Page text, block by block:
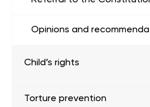
Opinions and
Child’s rights
Torture prevention